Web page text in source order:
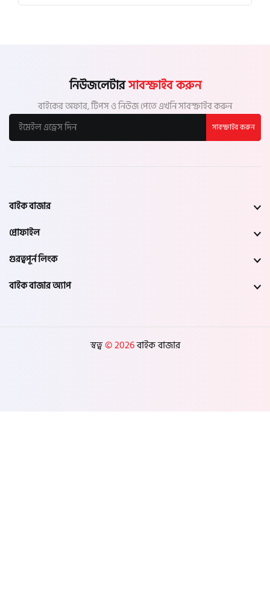
নিউজলেটারসাবস্ক্রাইব করুন
বাইকের অফার, টিপস ও নিউজ পেতে এখনি সাবস্ক্রাইব করুন
সাবস্ক্রাইব করুন
বাইক বাজার
প্রোফাইল
গুরত্বপূর্ন লিংক
বাইক বাজার অ্যাপ
স্বত্ব© 2026বাইক বাজার